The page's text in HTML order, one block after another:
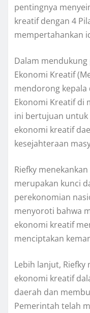
pentingnya
kreatif dengan 4
mempertahankan
Dalam
Ekonomi Kreatif
mendorong
Ekonomi Kreatif di
ini bertujuan
ekonomi kreatif
kesejahteraan
Riefky
merupakan kunci
perekonomian
menyoroti bahwa
ekonomi kreatif
menciptakan
Lebih lanjut,
ekonomi kreatif
daerah dan
Pemerintah telah